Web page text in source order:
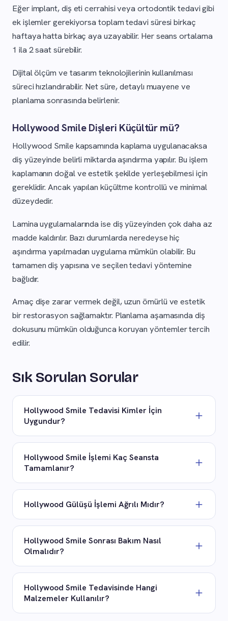
Eğer implant, diş eti cerrahisi veya ortodontik tedavi gibi
ek işlemler gerekiyorsa toplam tedavi süresi birkaç
haftaya hatta birkaç aya uzayabilir. Her seans ortalama
1 ila 2 saat sürebilir.
Dijital ölçüm ve tasarım teknolojilerinin kullanılması
süreci hızlandırabilir. Net süre, detaylı muayene ve
planlama sonrasında belirlenir.
Hollywood Smile Dişleri Küçültür mü?
Hollywood Smile kapsamında kaplama uygulanacaksa
diş yüzeyinde belirli miktarda aşındırma yapılır. Bu işlem
kaplamanın doğal ve estetik şekilde yerleşebilmesi için
gereklidir. Ancak yapılan küçültme kontrollü ve minimal
düzeydedir.
Lamina uygulamalarında ise diş yüzeyinden çok daha az
madde kaldırılır. Bazı durumlarda neredeyse hiç
aşındırma yapılmadan uygulama mümkün olabilir. Bu
tamamen diş yapısına ve seçilen tedavi yöntemine
bağlıdır.
Amaç dişe zarar vermek değil, uzun ömürlü ve estetik
bir restorasyon sağlamaktır. Planlama aşamasında diş
dokusunu mümkün olduğunca koruyan yöntemler tercih
edilir.
Sık Sorulan Sorular
Hollywood Smile Tedavisi Kimler İçin
Uygundur?
Dişlerinde renk farklılıkları, kırık, aşınma veya
düzensizlik bulunan yetişkinler için uygundur. Diş ve
diş eti sağlığı tedavi öncesinde değerlendirilmelidir.
Hollywood Smile İşlemi Kaç Seansta
Tamamlanır?
Tedavi süresi, hastanın ihtiyaçlarına göre değişir.
Genellikle ölçü alma, diş hazırlığı ve kaplamaların
Hollywood Gülüşü İşlemi Ağrılı Mıdır?
Tedavi lokal anestezi altında yapılır, işlem sırasında
ağrı hissedilmez. İşlem sonrası kısa süreli hassasiyet
olabilir ancak günlük yaşamı etkilemez.
Hollywood Smile Sonrası Bakım Nasıl
Olmalıdır?
Düzenli fırçalama, diş ipi kullanımı ve altı aylık diş
hekimi kontrolleri kaplamaların ömrünü uzatır. Sert
yiyeceklerden kaçınmak ve ağız hijyenine dikkat
etmek önemlidir.
Hollywood Smile Tedavisinde Hangi
Malzemeler Kullanılır?